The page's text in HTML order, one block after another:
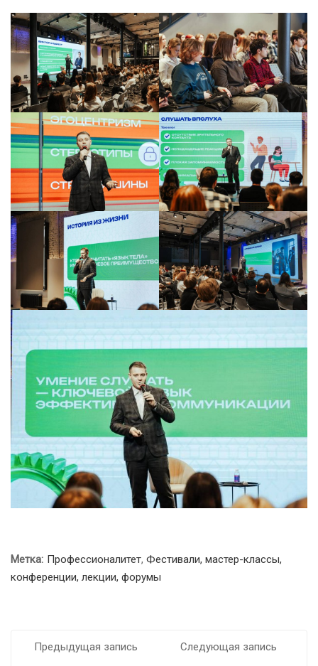
Метка: Профессионалитет, Фестивали, мастер-классы,
конференции, лекции, форумы
Предыдущая запись Следующая запись